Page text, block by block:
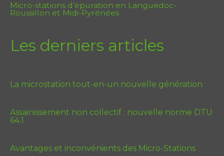
Micro-stations d’épuration en Languedoc-
Roussillon et Midi-Pyrénées
Les derniers articles
La microstation tout-en-un nouvelle génération
Assainissement non collectif : nouvelle norme DTU
64.1
Avantages et inconvénients des Micro-Stations